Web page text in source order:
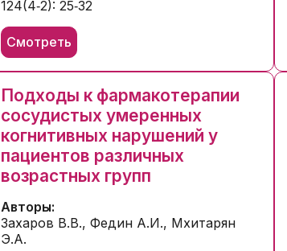
124(4‑2): 25‑32
Смотреть
Подходы к фармакотерапии
сосудистых умеренных
когнитивных нарушений у
пациентов различных
возрастных групп
Авторы:
Захаров В.В., Федин А.И., Мхитарян
Э.А.